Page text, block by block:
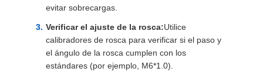
evitar sobrecargas.
Verificar el ajuste de la rosca:Utilice
calibradores de rosca para verificar si el paso y
el ángulo de la rosca cumplen con los
estándares (por ejemplo, M6*1.0).